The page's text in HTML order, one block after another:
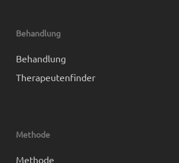
Behandlung
Behandlung
Therapeutenfinder
Methode
Methode